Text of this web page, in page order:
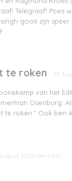
Telegraaf! Poes
gooit zijn
te roken 15
van het
Osenburg.
te roken." Ook ben
2025 om 06:41